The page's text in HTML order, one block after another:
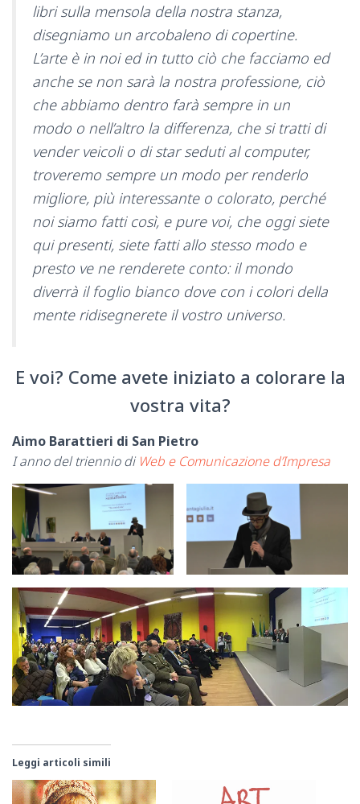
libri sulla mensola della nostra stanza,
disegniamo un arcobaleno di copertine.
L’arte è in noi ed in tutto ciò che facciamo ed
anche se non sarà la nostra professione, ciò
che abbiamo dentro farà sempre in un
modo o nell’altro la differenza, che si tratti di
vender veicoli o di star seduti al computer,
troveremo sempre un modo per renderlo
migliore, più interessante o colorato, perché
noi siamo fatti così, e pure voi, che oggi siete
qui presenti, siete fatti allo stesso modo e
presto ve ne renderete conto: il mondo
diverrà il foglio bianco dove con i colori della
mente ridisegnerete il vostro universo.
E voi? Come avete iniziato a colorare la
vostra vita?
Aimo Barattieri di San Pietro
I anno del triennio di Web e Comunicazione d’Impresa
Leggi articoli simili